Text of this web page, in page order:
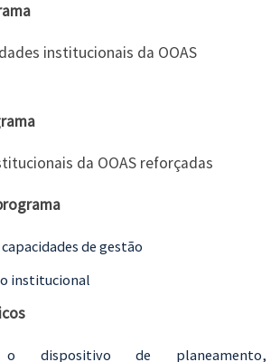
institucionais da OOAS
da OOAS reforçadas
de gestão
institucional
o dispositivo de planeamento,